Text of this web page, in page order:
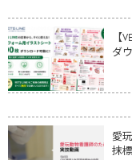
【
ダ
愛
抹